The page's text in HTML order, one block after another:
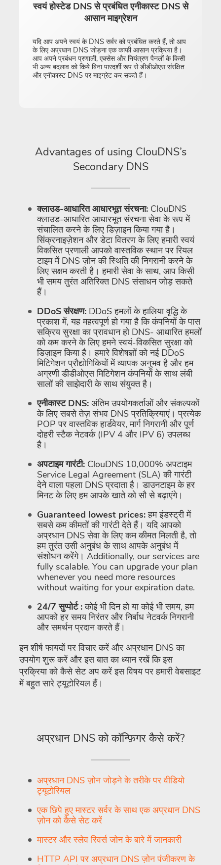
स्वयं होस्टेड DNS से प्रबंधित एनीकास्ट DNS से
आसान माइग्रेशन
यदि आप अपने स्वयं के DNS सर्वर को प्रबंधित करते हैं, तो आप
के लिए अप्रधान DNS जोड़ना एक काफी आसान प्रक्रिया है।
आप अपने प्रबंधन प्रणाली, एक्सेस और नियंत्रण पैनलों के किसी
भी अन्य बदलाव को किये बिना पारदर्शी रूप से डीडीओएस संरक्षित
और एनीकास्ट DNS पर माइग्रेट कर सकते हैं।
Advantages of using ClouDNS’s
Secondary DNS
क्लाउड-आधारित आधारभूत संरचना: ClouDNS
क्लाउड-आधारित आधारभूत संरचना सेवा के रूप में
संचालित करने के लिए डिज़ाइन किया गया है।
सिंक्रनाइज़ेशन और डेटा वितरण के लिए हमारी स्वयं
विकसित प्रणाली आपको वास्तविक स्थान पर रियल
टाइम में DNS ज़ोन की स्थिति की निगरानी करने के
लिए सक्षम करती है। हमारी सेवा के साथ, आप किसी
भी समय तुरंत अतिरिक्त DNS संसाधन जोड़ सकते
हैं।
DDoS संरक्षण: DDoS हमलों के हालिया वृद्धि के
प्रकाश में, यह महत्वपूर्ण हो गया है कि कंपनियों के पास
सक्रिय सुरक्षा का प्रावधान हो DNS- आधारित हमलों
को कम करने के लिए हमने स्वयं-विकसित सुरक्षा को
डिज़ाइन किया है। हमारे विशेषज्ञों को नई DDoS
मिटिगेशन प्रौद्योगिकियों में व्यापक अनुभव है और हम
अग्रणी डीडीओएस मिटिगेशन कंपनियों के साथ लंबी
सालों की साझेदारी के साथ संयुक्त है।
एनीकास्ट DNS: अंतिम उपयोगकर्ताओं और संकल्पकों
के लिए सबसे तेज़ संभव DNS प्रतिक्रियाएं। प्रत्येक
POP पर वास्तविक हार्डवेयर, मार्ग निगरानी और पूर्ण
दोहरी स्टैक नेटवर्क (IPV 4 और IPV 6) उपलब्ध
है।
अपटाइम गारंटी: ClouDNS 10,000% अपटाइम
Service Legal Agreement (SLA) की गारंटी
देने वाला पहला DNS प्रदाता है। डाउनटाइम के हर
मिनट के लिए हम आपके खाते को सौ से बढ़ाएंगे।
Guaranteed lowest prices:हम इंडस्ट्री में
सबसे कम कीमतों की गारंटी देते हैं। यदि आपको
अप्रधान DNS सेवा के लिए कम कीमत मिलती है, तो
हम तुरंत उसी अनुबंध के साथ आपके अनुबंध में
संशोधन करेंगे। Additionally, our services are
fully scalable. You can upgrade your plan
whenever you need more resources
without waiting for your expiration date.
24/7 सुप्पोर्ट :कोई भी दिन हो या कोई भी समय, हम
आपको हर समय निरंतर और निर्बाध नेटवर्क निगरानी
और समर्थन प्रदान करते हैं।
इन शीर्ष फायदों पर विचार करें और अप्रधान DNS का
उपयोग शुरू करें और इस बात का ध्यान रखें कि इस
प्रक्रिया को कैसे सेट अप करें इस विषय पर हमारी वेबसाइट
में बहुत सारे ट्यूटोरियल हैं।
अप्रधान DNS को कॉन्फ़िगर कैसे करें?
अप्रधान DNS ज़ोन जोड़ने के तरीके पर वीडियो
ट्यूटोरियल
एक छिपे हुए मास्टर सर्वर के साथ एक अप्रधान DNS
ज़ोन को कैसे सेट करें
मास्टर और स्लेव रिवर्स जोन के बारे में जानकारी
HTTP API पर अप्रधान DNS ज़ोन पंजीकरण के